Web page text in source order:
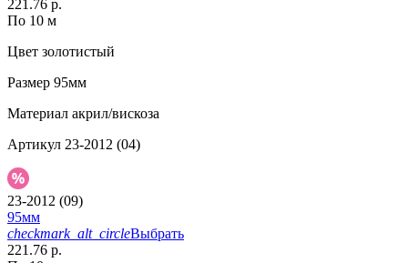
221.76 р.
По 10 м
Цвет золотистый
Размер 95мм
Материал акрил/вискоза
Артикул 23-2012 (04)
23-2012 (09)
95мм
checkmark_alt_circleВыбрать
221.76 р.